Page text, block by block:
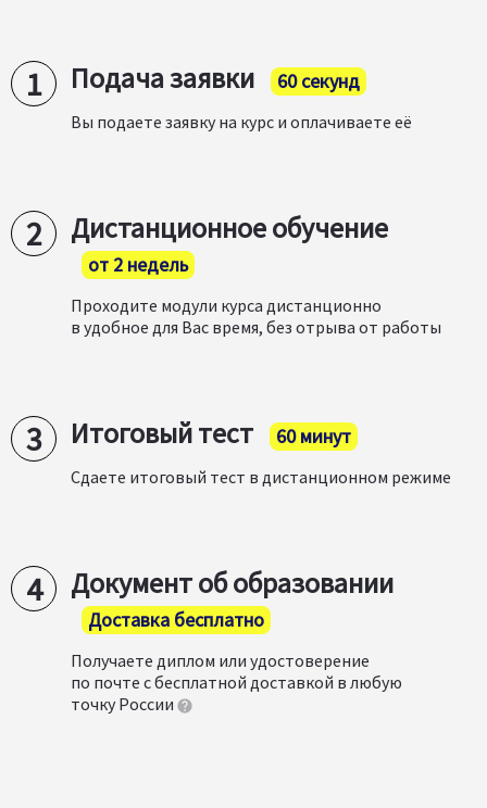
Подача заявки 60 секунд
Вы подаете заявку на курс и оплачиваете её
Дистанционное обучение
от 2 недель
Проходите модули курса дистанционно
в удобное для Вас время, без отрыва от работы
Итоговый тест 60 минут
Сдаете итоговый тест в дистанционном режиме
Документ об образовании
Доставка бесплатно
Получаете диплом или удостоверение
по почте с бесплатной доставкой в любую
точку России